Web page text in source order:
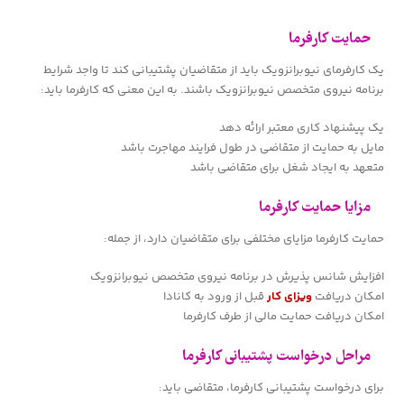
حمایت کارفرما
یک کارفرمای نیوبرانزویک باید از متقاضیان پشتیبانی کند تا واجد شرایط
برنامه نیروی متخصص نیوبرانزویک باشند. به این معنی که کارفرما باید:
یک پیشنهاد کاری معتبر ارائه دهد
مایل به حمایت از متقاضی در طول فرایند مهاجرت باشد
متعهد به ایجاد شغل برای متقاضی باشد
مزایا حمایت کارفرما
حمایت کارفرما مزایای مختلفی برای متقاضیان دارد، از جمله:
افزایش شانس پذیرش در برنامه نیروی متخصص نیوبرانزویک
امکان دریافت ویزای کار قبل از ورود به کانادا
امکان دریافت حمایت مالی از طرف کارفرما
مراحل درخواست پشتیبانی کارفرما
برای درخواست پشتیبانی کارفرما، متقاضی باید: